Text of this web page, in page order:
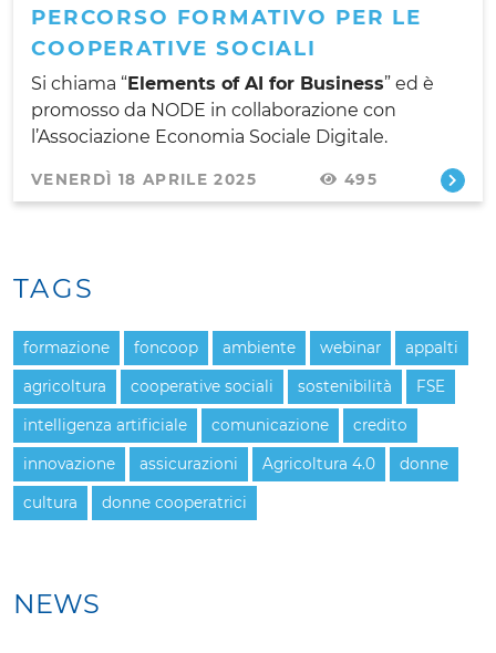
PERCORSO FORMATIVO PER LE
COOPERATIVE SOCIALI
Si chiama “Elements of AI for Business” ed è
promosso da NODE in collaborazione con
l’Associazione Economia Sociale Digitale.
VENERDÌ 18 APRILE 2025 495
NEWS
TAGS
formazione foncoop ambiente webinar appalti
agricoltura cooperative sociali sostenibilità FSE
intelligenza artificiale comunicazione credito
innovazione assicurazioni Agricoltura 4.0 donne
cultura donne cooperatrici